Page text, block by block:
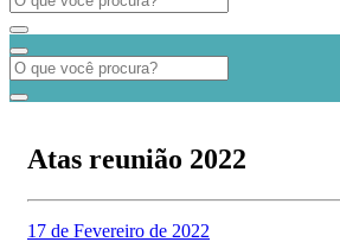
Atas reunião 2022
17 de Fevereiro de 2022